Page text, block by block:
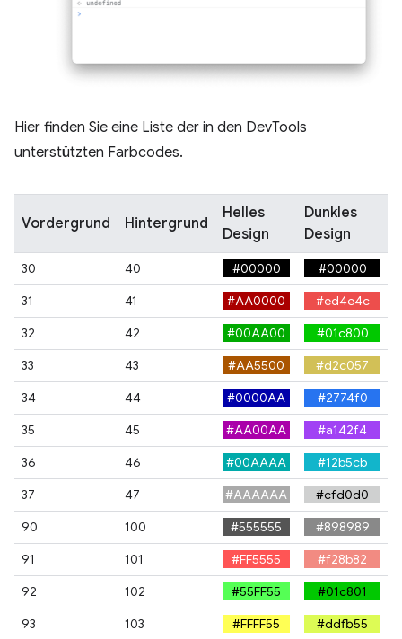
Hier finden Sie eine Liste der in den DevTools
unterstützten Farbcodes.
Vordergrund Hintergrund
Helles
Design
Dunkles
Design
30 40 #00000
#00000
31
41 #AA0000
#ed4e4c
32
42 #00AA00
#01c800
33
43 #AA5500
#d2c057
34
44 #0000AA
#2774f0
35
45 #AA00AA
#a142f4
36
46 #00AAAA
#12b5cb
37
47 #AAAAAA
#cfd0d0
90
100 #555555
#898989
91
101 #FF5555
#f28b82
92
102 #55FF55
#01c801
93
103 #FFFF55
#ddfb55